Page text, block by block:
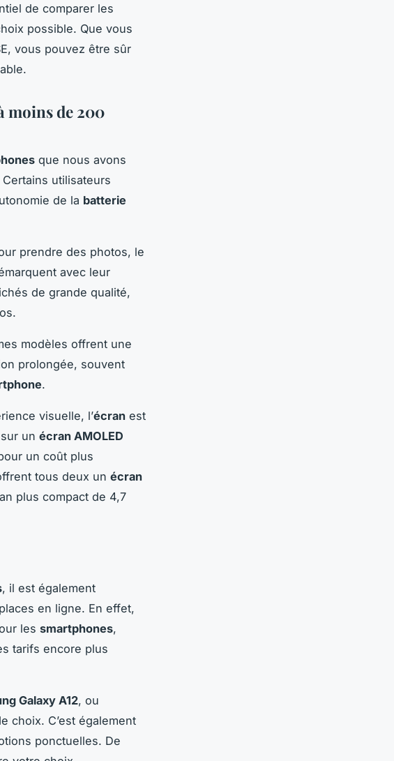
de comparer les
possible. Que vous
vous pouvez être sûr
moins de 200
que nous avons
utilisateurs
de la batterie
prendre des photos, le
avec leur
de grande qualité,
modèles offrent une
prolongée, souvent
.
visuelle, l’écran est
un écran AMOLED
un coût plus
tous deux un écran
plus compact de 4,7
, il est également
en ligne. En effet,
les smartphones,
tarifs encore plus
Galaxy A12, ou
choix. C’est également
ponctuelles. De